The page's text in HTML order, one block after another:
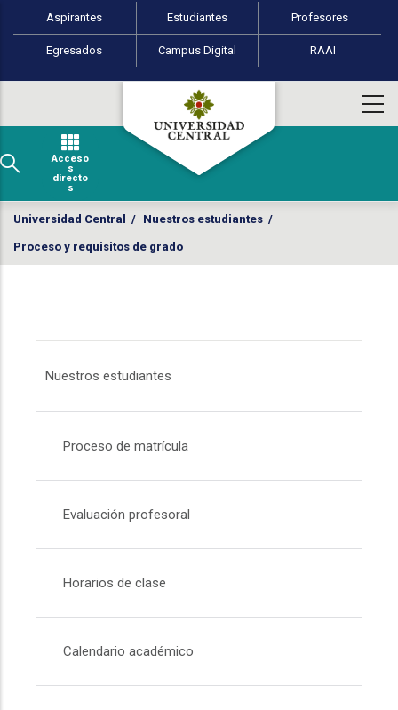
Pasar al contenido principal
Perfiles de usuario
Aspirantes Estudiantes Profesores
Egresados Campus Digital RAAI
Acceso
s
directo
s
Universidad Central / Nuestros estudiantes /
Proceso y requisitos de grado
Nuestros estudiantes
Proceso de matrícula
Evaluación profesoral
Horarios de clase
Calendario académico